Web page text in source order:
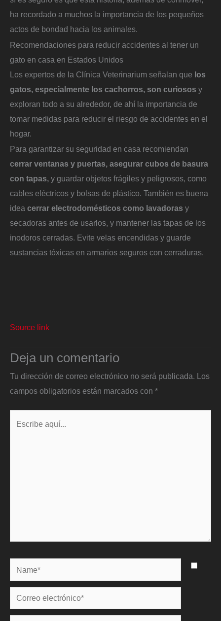
ha recordado a muchos la importancia de los pequeños
actos de bondad hacia los animales.
Recomendaciones para reducir accidentes al tener un
gato en casa en Estados Unidos
Los expertos de la Clínica Veterinarium señalan que los
gatos, especialmente los cachorros, son curiosos y
exploran todo a su alrededor, de ahí la importancia de
tomar medidas para reducir el riesgo de accidentes en el
hogar.
Para garantizar su seguridad en casa recomiendan
cerrar ventanas y puertas, asegurar cubos de basura
con tapas, y guardar objetos frágiles y peligrosos, como
cables eléctricos y bolsas de plástico. También es buena
idea cerrar electrodomésticos como lavadoras y
secadoras antes de usarlos, y mantener las tapas de los
inodoros cerradas. Evite velas encendidas y guarde
sustancias tóxicas en armarios seguros con cerraduras.
Source link
Deja un comentario
Tu dirección de correo electrónico no será publicada. Los
campos obligatorios están marcados con *
Name*
Correo
electrónico*